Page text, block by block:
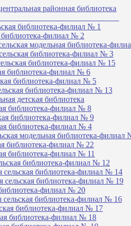
районная библиотека
библиотека-филиал № 1
библиотека-филиал № 2
модельная библиотека-
библиотека-филиал № 3
библиотека-филиал № 15
библиотека-филиал № 6
библиотека-филиал № 5
библиотека-филиал № 13
детская библиотека
библиотека-филиал № 8
библиотека-филиал № 9
библиотека-филиал № 4
модельная библиотека-филиал
библиотека-филиал № 22
библиотека-филиал № 11
библиотека-филиал № 12
библиотека-филиал № 14
сельская библиотека-филиал № 19
филиал № 20
сельская библиотека-филиал № 16
библиотека-филиал № 17
библиотека-филиал № 18